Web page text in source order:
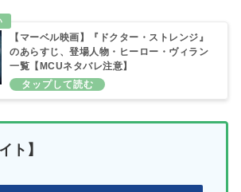
【マーベル映画】『ドクター・ストレンジ』
のあらすじ、登場人物・ヒーロー・ヴィラン
一覧【MCUネタバレ注意】
ト】